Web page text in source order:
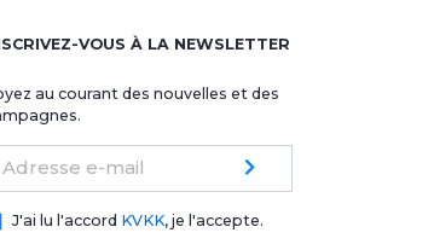
VOUS À LA NEWSLETTER
au courant des nouvelles et des
Adresse e-mail
J'ai lu l'accord KVKK, je l'accepte.